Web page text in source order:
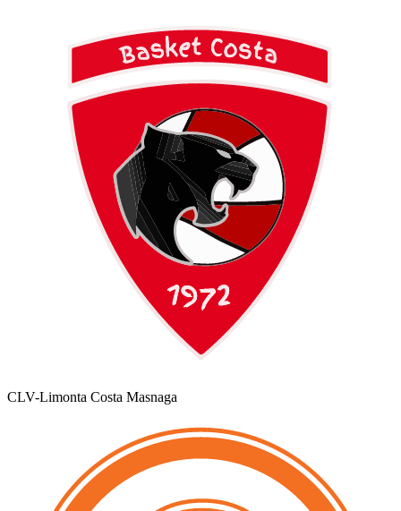
CLV-Limonta Costa Masnaga